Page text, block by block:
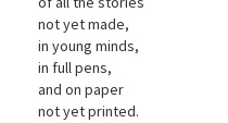
not yet made,
in young minds,
in full pens,
and on paper
not yet printed.